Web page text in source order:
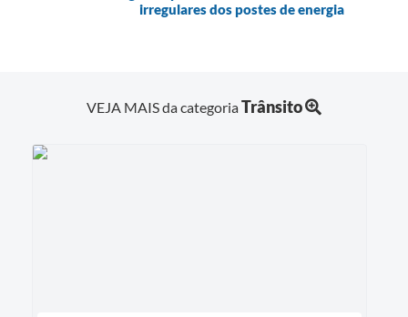
irregulares dos postes de energia
VEJA MAIS da categoriaTrânsito